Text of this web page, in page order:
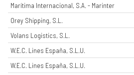
Marítima Internacional, S.A. - Marinter
Orey Shipping, S.L.
Volans Logistics, S.L.
W.E.C. Lines España, S.L.U.
W.E.C. Lines España, S.L.U.